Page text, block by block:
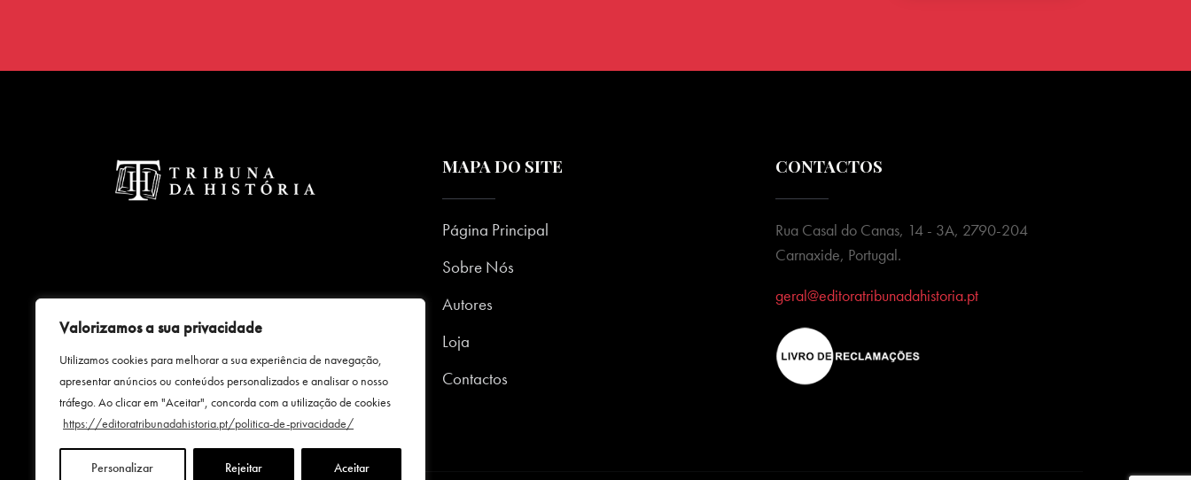
Valorizamos a sua privacidade
Utilizamos cookies para melhorar a sua experiência de navegação,
apresentar anúncios ou conteúdos personalizados e analisar o nosso
tráfego. Ao clicar em "Aceitar", concorda com a utilização de cookies
https://editoratribunadahistoria.pt/politica-de-privacidade/
Personalizar Rejeitar Aceitar
Uma empresa
MAPA DO SITE
Página Principal
Sobre Nós
Autores
Loja
Contactos
CONTACTOS
Rua Casal do Canas, 14 - 3A, 2790-204
Carnaxide, Portugal.
geral@editoratribunadahistoria.pt